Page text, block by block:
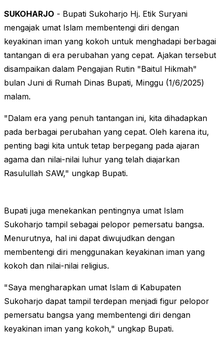
SUKOHARJO - Bupati Sukoharjo Hj. Etik Suryani
mengajak umat Islam membentengi diri dengan
keyakinan iman yang kokoh untuk menghadapi berbagai
tantangan di era perubahan yang cepat. Ajakan tersebut
disampaikan dalam Pengajian Rutin "Baitul Hikmah"
bulan Juni di Rumah Dinas Bupati, Minggu (1/6/2025)
malam.
"Dalam era yang penuh tantangan ini, kita dihadapkan
pada berbagai perubahan yang cepat. Oleh karena itu,
penting bagi kita untuk tetap berpegang pada ajaran
agama dan nilai-nilai luhur yang telah diajarkan
Rasulullah SAW," ungkap Bupati.
Bupati juga menekankan pentingnya umat Islam
Sukoharjo tampil sebagai pelopor pemersatu bangsa.
Menurutnya, hal ini dapat diwujudkan dengan
membentengi diri menggunakan keyakinan iman yang
kokoh dan nilai-nilai religius.
"Saya mengharapkan umat Islam di Kabupaten
Sukoharjo dapat tampil terdepan menjadi figur pelopor
pemersatu bangsa yang membentengi diri dengan
keyakinan iman yang kokoh," ungkap Bupati.